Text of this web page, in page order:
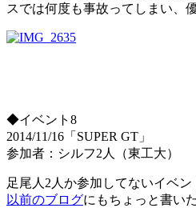
スでは何度も事故ってしまい、
◆イベント8
2014/11/16「SUPER GT」
参加者：シルフ2人（東工大）
足尾人2人か参加してないイベ
以前のブログにもちょっと書い